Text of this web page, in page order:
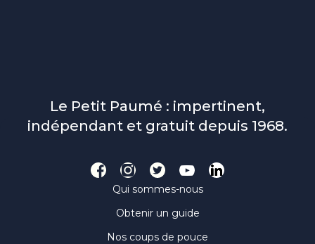
Le Petit Paumé : impertinent,
indépendant et gratuit depuis 1968.
Qui sommes-nous
Obtenir un guide
Nos coups de pouce